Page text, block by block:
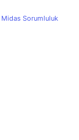
Midas Sorumluluk